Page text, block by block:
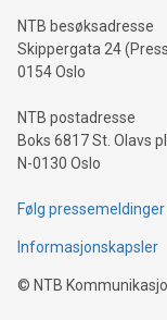
NTB besøksadresse
Skippergata 24
0154 Oslo
NTB postadresse
Boks 6817 St. Olavs
N-0130 Oslo
Følg
Informasjonskapsler
© NTB